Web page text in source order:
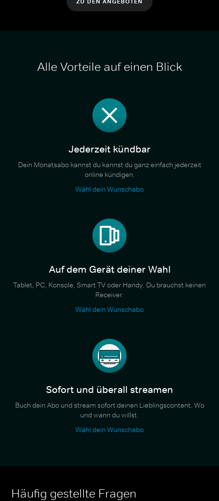
Alle Vorteile auf einen Blick
Jederzeit kündbar
Dein Monatsabo kannst du kannst du ganz einfach jederzeit
online kündigen.
Wähl dein Wunschabo
Auf dem Gerät deiner Wahl
Tablet, PC, Konsole, Smart TV oder Handy. Du brauchst keinen
Receiver.
Wähl dein Wunschabo
Sofort und überall streamen
Buch dein Abo und stream sofort deinen Lieblingscontent. Wo
und wann du willst.
Wähl dein Wunschabo
Häufig gestellte Fragen